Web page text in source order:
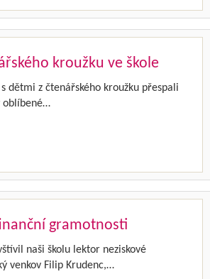
kroužku ve škole
dětmi z čtenářského kroužku přespali
oblíbené…
gramotnosti
naši školu lektor neziskové
venkov Filip Krudenc,…